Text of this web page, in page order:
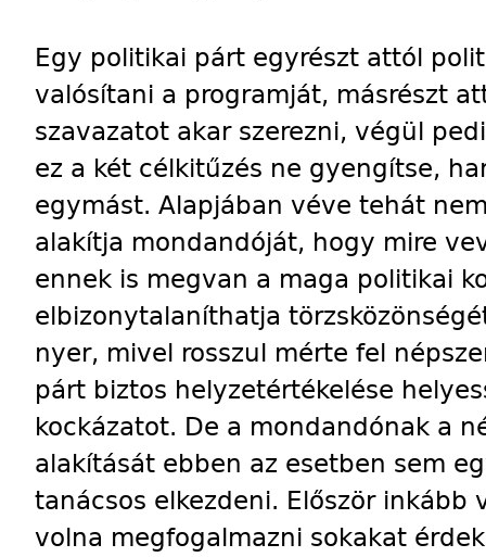
Egy politikai párt egyrészt attól
valósítani a programját, másrészt
szavazatot akar szerezni, végül
ez a két célkitűzés ne gyengítse,
egymást. Alapjában véve tehát
alakítja mondandóját, hogy mire
ennek is megvan a maga politikai
elbizonytalaníthatja
nyer, mivel rosszul mérte fel
párt biztos helyzetértékelése
kockázatot. De a mondandónak a
alakítását ebben az esetben sem
tanácsos elkezdeni. Először
volna megfogalmazni sokakat